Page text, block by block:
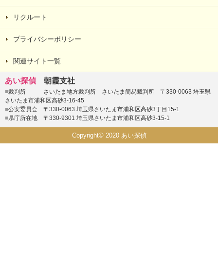
リクルート
プライバシーポリシー
関連サイト一覧
あい探偵 朝霞支社
■裁判所 さいたま地方裁判所 さいたま簡易裁判所 〒330-0063 埼玉県
さいたま市浦和区高砂3-16-45
■公安委員会 〒330-0063 埼玉県さいたま市浦和区高砂3丁目15-1
■県庁所在地 〒330-9301 埼玉県さいたま市浦和区高砂3-15-1
Copyright© 2020 あい探偵